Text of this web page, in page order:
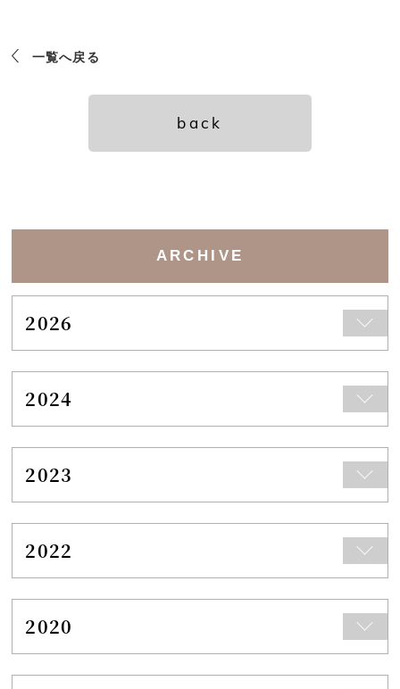
一覧へ戻る
back
ARCHIVE
2026
2024
2023
2022
2020